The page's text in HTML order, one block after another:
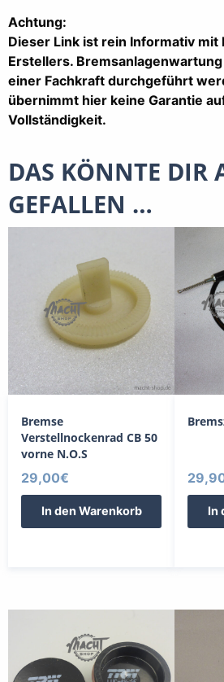
Achtung:
Dieser Link ist rein Informativ mit
Erstellers.
einer Fachkraft durchgeführt
übernimmt hier keine Garantie
Vollständigkeit.
DAS KÖNNTE DIR
GEFALLEN …
Bremse
Verstellnockenrad CB 50
vorne N.O.S
29,00€
In den Warenkorb In